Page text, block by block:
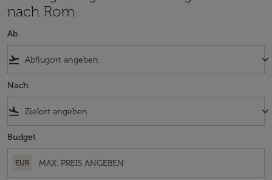
nach Rom
Ab
flight_takeoff keyboard_arrow_down
Nach
flight_land keyboard_arrow_down
Budget
EUR